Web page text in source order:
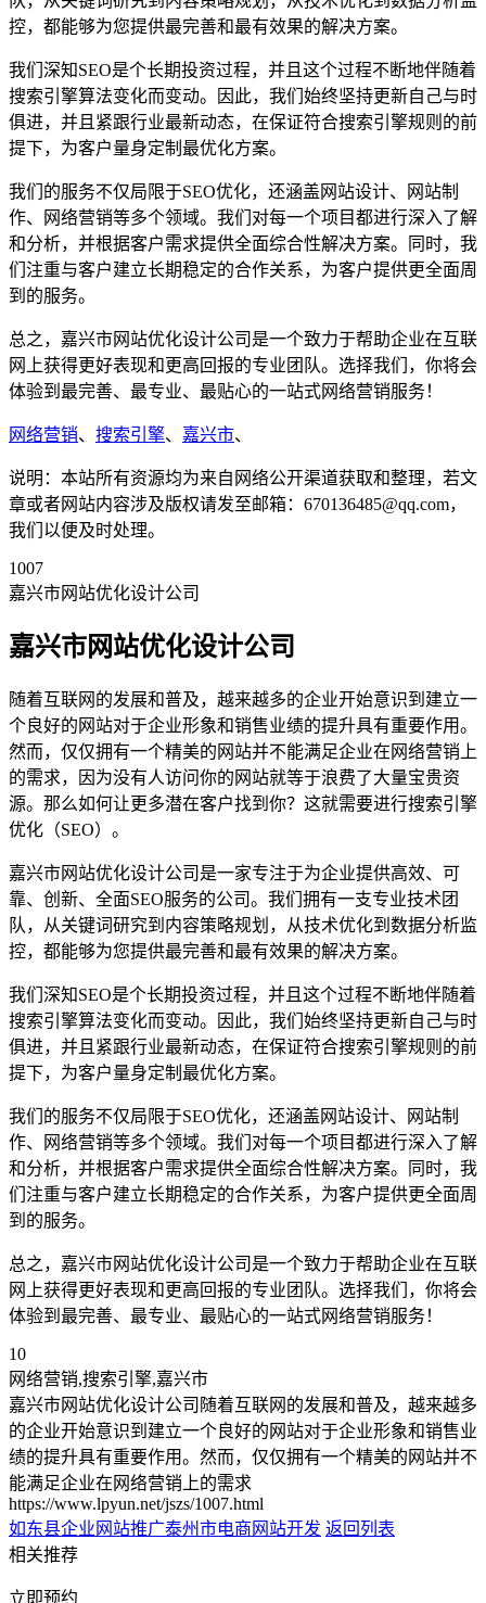
控，都能够为您提供最完善和最有效果的解决方案。
我们深知SEO是个长期投资过程，并且这个过程不断地伴随着
搜索引擎算法变化而变动。因此，我们始终坚持更新自己与时
俱进，并且紧跟行业最新动态，在保证符合搜索引擎规则的前
提下，为客户量身定制最优化方案。
我们的服务不仅局限于SEO优化，还涵盖网站设计、网站制
作、网络营销等多个领域。我们对每一个项目都进行深入了解
和分析，并根据客户需求提供全面综合性解决方案。同时，我
们注重与客户建立长期稳定的合作关系，为客户提供更全面周
到的服务。
总之，嘉兴市网站优化设计公司是一个致力于帮助企业在互联
网上获得更好表现和更高回报的专业团队。选择我们，你将会
体验到最完善、最专业、最贴心的一站式网络营销服务！
网络营销、 搜索引擎、 嘉兴市、
说明：本站所有资源均为来自网络公开渠道获取和整理，若文
章或者网站内容涉及版权请发至邮箱：670136485@qq.com，
我们以便及时处理。
1007
嘉兴市网站优化设计公司
嘉兴市网站优化设计公司
随着互联网的发展和普及，越来越多的企业开始意识到建立一
个良好的网站对于企业形象和销售业绩的提升具有重要作用。
然而，仅仅拥有一个精美的网站并不能满足企业在网络营销上
的需求，因为没有人访问你的网站就等于浪费了大量宝贵资
源。那么如何让更多潜在客户找到你？这就需要进行搜索引擎
优化（SEO）。
嘉兴市网站优化设计公司是一家专注于为企业提供高效、可
靠、创新、全面SEO服务的公司。我们拥有一支专业技术团
队，从关键词研究到内容策略规划，从技术优化到数据分析监
控，都能够为您提供最完善和最有效果的解决方案。
我们深知SEO是个长期投资过程，并且这个过程不断地伴随着
搜索引擎算法变化而变动。因此，我们始终坚持更新自己与时
俱进，并且紧跟行业最新动态，在保证符合搜索引擎规则的前
提下，为客户量身定制最优化方案。
我们的服务不仅局限于SEO优化，还涵盖网站设计、网站制
作、网络营销等多个领域。我们对每一个项目都进行深入了解
和分析，并根据客户需求提供全面综合性解决方案。同时，我
们注重与客户建立长期稳定的合作关系，为客户提供更全面周
到的服务。
总之，嘉兴市网站优化设计公司是一个致力于帮助企业在互联
网上获得更好表现和更高回报的专业团队。选择我们，你将会
体验到最完善、最专业、最贴心的一站式网络营销服务！
10
网络营销,搜索引擎,嘉兴市
嘉兴市网站优化设计公司随着互联网的发展和普及，越来越多
的企业开始意识到建立一个良好的网站对于企业形象和销售业
绩的提升具有重要作用。然而，仅仅拥有一个精美的网站并不
能满足企业在网络营销上的需求
https://www.lpyun.net/jszs/1007.html
如东县企业网站推广泰州市电商网站开发 返回列表
相关推荐
立即预约